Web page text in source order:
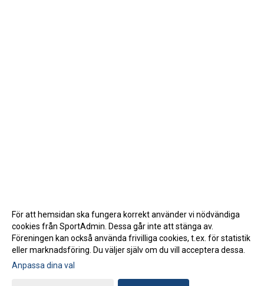
Gå till Webbversion
För att hemsidan ska fungera korrekt använder vi nödvändiga
cookies från SportAdmin. Dessa går inte att stänga av.
Föreningen kan också använda frivilliga cookies, t.ex. för statistik
eller marknadsföring. Du väljer själv om du vill acceptera dessa.
Anpassa dina val